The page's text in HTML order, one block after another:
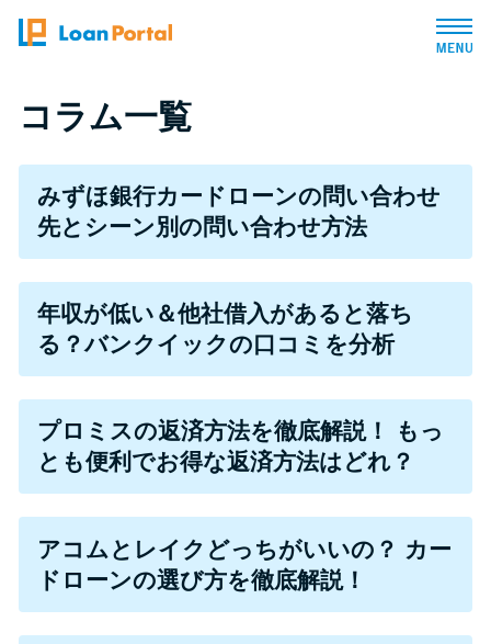
トップページ
総合人気ランキング
とにかくすぐ借りたい方向け
バレずに借りたい方向け
審査が不安な方向け
カードローン診断
カードローンQ&A
コラム一覧
みずほ銀行カードローンの問い合わせ
先とシーン別の問い合わせ方法
年収が低い＆他社借入があると落ち
る？バンクイックの口コミを分析
プロミスの返済方法を徹底解説！ もっ
とも便利でお得な返済方法はどれ？
アコムとレイクどっちがいいの？ カー
ドローンの選び方を徹底解説！